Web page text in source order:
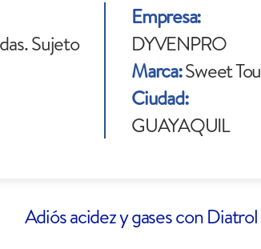
Sujeto
Empresa:
DYVENPRO
Marca:Sweet
Ciudad:
GUAYAQUIL
Adiós acidez y gases con